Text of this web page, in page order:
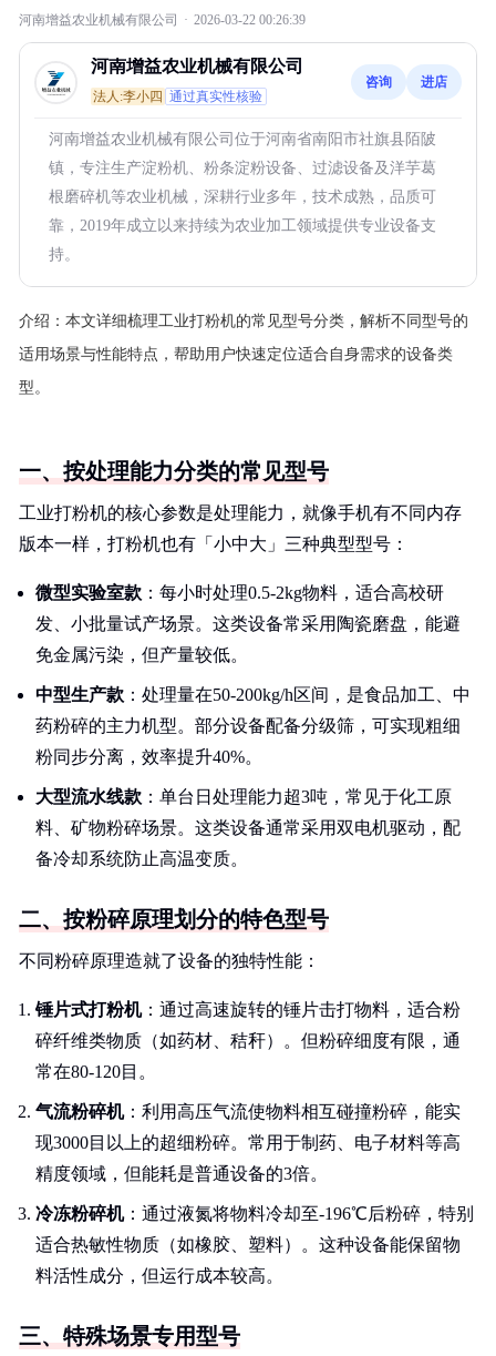
河南增益农业机械有限公司 · 2026-03-22 00:26:39
河南增益农业机械有限公司
法人:李小四 通过真实性核验
咨询 进店
河南增益农业机械有限公司位于河南省南阳市社旗县陌陂
镇，专注生产淀粉机、粉条淀粉设备、过滤设备及洋芋葛
根磨碎机等农业机械，深耕行业多年，技术成熟，品质可
靠，2019年成立以来持续为农业加工领域提供专业设备支
持。
介绍： 本文详细梳理工业打粉机的常见型号分类，解析不同型号的
适用场景与性能特点，帮助用户快速定位适合自身需求的设备类
型。
一、按处理能力分类的常见型号
工业打粉机的核心参数是处理能力，就像手机有不同内存
版本一样，打粉机也有「小中大」三种典型型号：
微型实验室款 ：每小时处理0.5-2kg物料，适合高校研
发、小批量试产场景。这类设备常采用陶瓷磨盘，能避
免金属污染，但产量较低。
中型生产款 ：处理量在50-200kg/h区间，是食品加工、中
药粉碎的主力机型。部分设备配备分级筛，可实现粗细
粉同步分离，效率提升40%。
大型流水线款 ：单台日处理能力超3吨，常见于化工原
料、矿物粉碎场景。这类设备通常采用双电机驱动，配
备冷却系统防止高温变质。
二、按粉碎原理划分的特色型号
不同粉碎原理造就了设备的独特性能：
锤片式打粉机：通过高速旋转的锤片击打物料，适合粉
碎纤维类物质（如药材、秸秆）。但粉碎细度有限，通
常在80-120目。
气流粉碎机：利用高压气流使物料相互碰撞粉碎，能实
现3000目以上的超细粉碎。常用于制药、电子材料等高
精度领域，但能耗是普通设备的3倍。
冷冻粉碎机：通过液氮将物料冷却至-196℃后粉碎，特别
适合热敏性物质（如橡胶、塑料）。这种设备能保留物
料活性成分，但运行成本较高。
三、特殊场景专用型号